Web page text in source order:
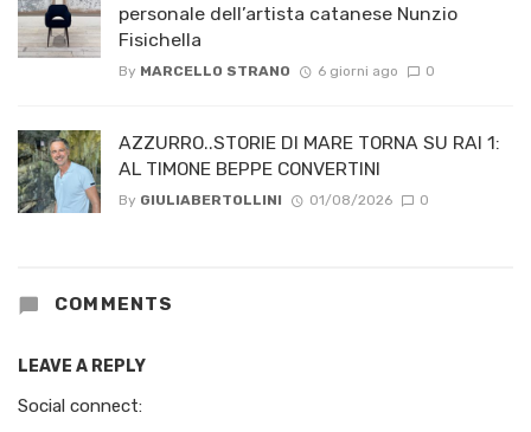
personale dell’artista catanese Nunzio
Fisichella
By MARCELLO STRANO 6 giorni ago 0
AZZURRO..STORIE DI MARE TORNA SU RAI 1:
AL TIMONE BEPPE CONVERTINI
By GIULIABERTOLLINI 01/08/2026 0
COMMENTS
LEAVE A REPLY
Social connect: